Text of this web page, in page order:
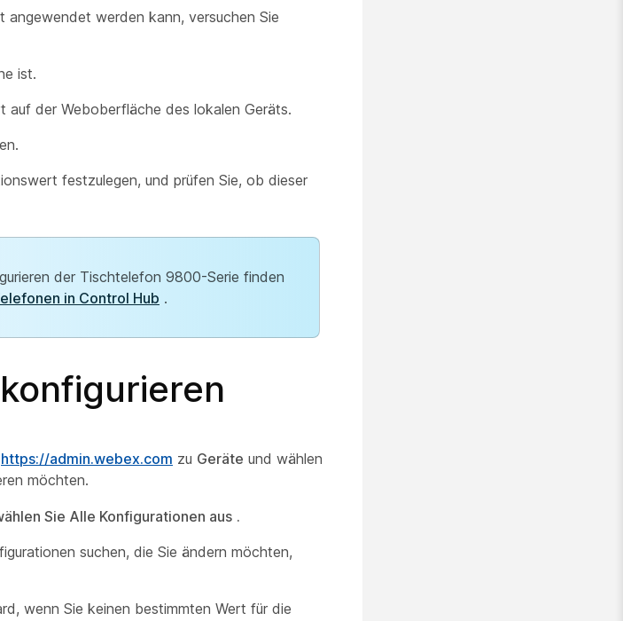
angewendet werden kann, versuchen Sie
ist.
auf der Weboberfläche des lokalen Geräts.
festzulegen, und prüfen Sie, ob dieser
der Tischtelefon 9800-Serie finden
in Control Hub .
https://admin.webex.com zu Geräte und wählen
möchten.
Sie Alle Konfigurationen aus .
suchen, die Sie ändern möchten,
wenn Sie keinen bestimmten Wert für die